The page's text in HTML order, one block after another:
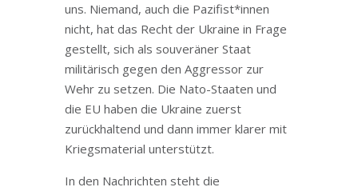
uns. Niemand, auch die Pazifist*innen
nicht, hat das Recht der Ukraine in Frage
gestellt, sich als souveräner Staat
militärisch gegen den Aggressor zur
Wehr zu setzen. Die Nato-Staaten und
die EU haben die Ukraine zuerst
zurückhaltend und dann immer klarer mit
Kriegsmaterial unterstützt.
In den Nachrichten steht die